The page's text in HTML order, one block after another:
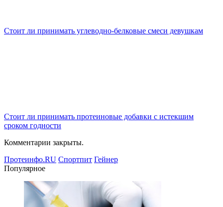
Стоит ли принимать углеводно-белковые смеси девушкам
Стоит ли принимать протеиновые добавки с истекшим
сроком годности
Комментарии закрыты.
Протеинфо.RU Спортпит Гейнер
Популярное